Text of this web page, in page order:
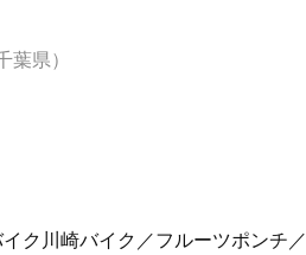
葉県）
ク川崎バイク／フルーツポンチ／